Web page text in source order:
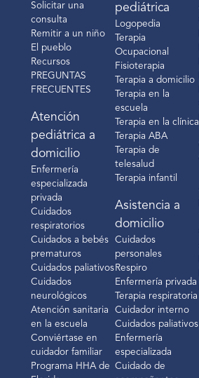
Solicitar una
consulta
Remitir a un niño
El pueblo
Recursos
PREGUNTAS
FRECUENTES
Atención
pediátrica a
domicilio
Enfermería
especializada
privada
Cuidados
respiratorios
Cuidados a bebés
prematuros
Cuidados paliativos
Cuidados
neurológicos
Atención sanitaria
en la escuela
Conviértase en
cuidador familiar
Programa HHA de
pediátrica
Logopedia
Terapia
Ocupacional
Fisioterapia
Terapia a domicilio
Terapia en la
escuela
Terapia en la clínica
Terapia ABA
Terapia de
telesalud
Terapia infantil
Asistencia a
domicilio
Cuidados
personales
Respiro
Enfermería privada
Terapia respiratoria
Cuidador interno
Cuidados paliativos
Enfermería
especializada
Cuidado de